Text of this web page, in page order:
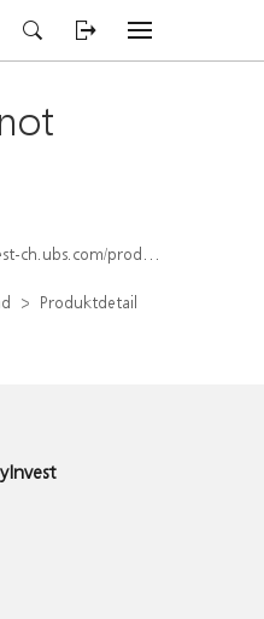
detail/index/isin/CH1579657888
Produktdetail